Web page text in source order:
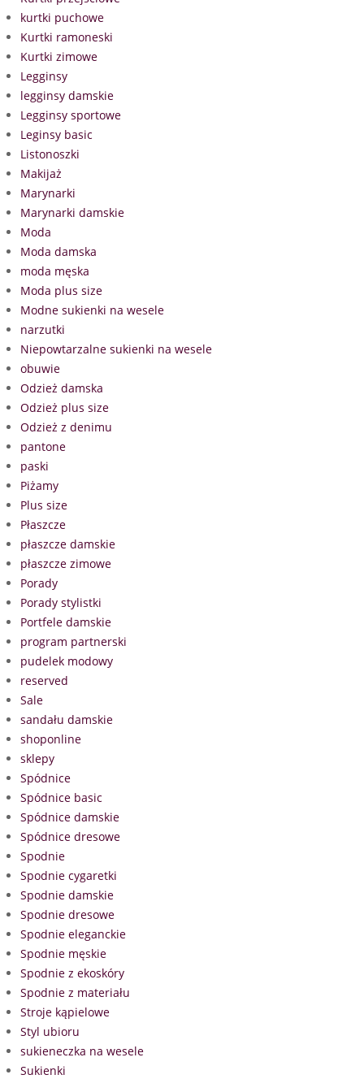
kurtki puchowe
Kurtki ramoneski
Kurtki zimowe
Legginsy
legginsy damskie
Legginsy sportowe
Leginsy basic
Listonoszki
Makijaż
Marynarki
Marynarki damskie
Moda
Moda damska
moda męska
Moda plus size
Modne sukienki na wesele
narzutki
Niepowtarzalne sukienki na wesele
obuwie
Odzież damska
Odzież plus size
Odzież z denimu
pantone
paski
Piżamy
Plus size
Płaszcze
płaszcze damskie
płaszcze zimowe
Porady
Porady stylistki
Portfele damskie
program partnerski
pudelek modowy
reserved
Sale
sandału damskie
shoponline
sklepy
Spódnice
Spódnice basic
Spódnice damskie
Spódnice dresowe
Spodnie
Spodnie cygaretki
Spodnie damskie
Spodnie dresowe
Spodnie eleganckie
Spodnie męskie
Spodnie z ekoskóry
Spodnie z materiału
Stroje kąpielowe
Styl ubioru
sukieneczka na wesele
Sukienki